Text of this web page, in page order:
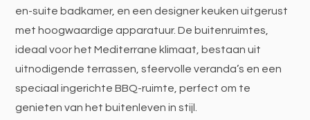
en-suite badkamer, en een designer keuken uitgerust
met hoogwaardige apparatuur. De buitenruimtes,
ideaal voor het Mediterrane klimaat, bestaan uit
uitnodigende terrassen, sfeervolle veranda’s en een
speciaal ingerichte BBQ-ruimte, perfect om te
genieten van het buitenleven in stijl.